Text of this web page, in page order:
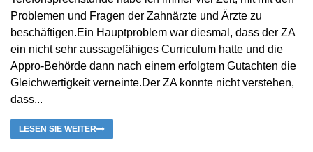
Problemen und Fragen der Zahnärzte und Ärzte zu
beschäftigen.Ein Hauptproblem war diesmal, dass der ZA
ein nicht sehr aussagefähiges Curriculum hatte und die
Appro-Behörde dann nach einem erfolgtem Gutachten die
Gleichwertigkeit verneinte.Der ZA konnte nicht verstehen,
dass...
LESEN SIE WEITER